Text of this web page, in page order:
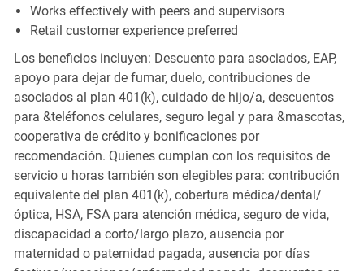
Works effectively with peers and supervisors
Retail customer experience preferred
Los beneficios incluyen: Descuento para asociados, EAP,
apoyo para dejar de fumar, duelo, contribuciones de
asociados al plan 401(k), cuidado de hijo/a, descuentos
para &teléfonos celulares, seguro legal y para &mascotas,
cooperativa de crédito y bonificaciones por
recomendación. Quienes cumplan con los requisitos de
servicio u horas también son elegibles para: contribución
equivalente del plan 401(k), cobertura médica/dental/
óptica, HSA, FSA para atención médica, seguro de vida,
discapacidad a corto/largo plazo, ausencia por
maternidad o paternidad pagada, ausencia por días